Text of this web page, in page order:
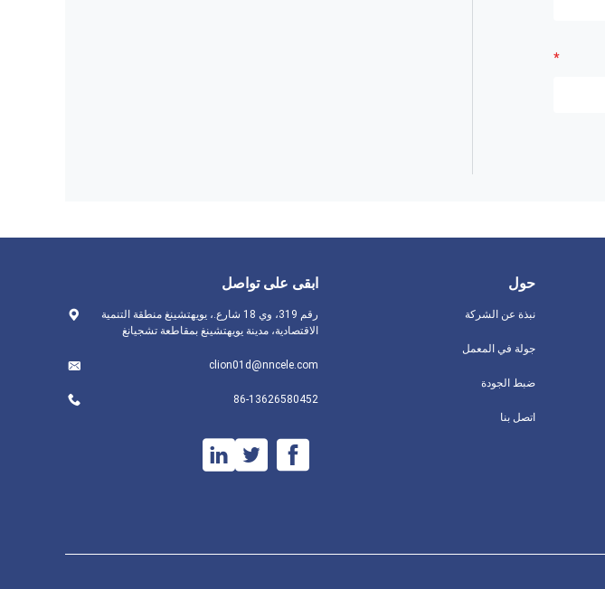
ابقى على تواصل
رقم 319، وي 18 شارع.، يويهتشينغ منطقة التنمية
الاقتصادية، مدينة يويهتشينغ بمقاطعة تشجيانغ
clion01d@nncele.com
86-13626580452
حول
نبذة عن الشركة
جولة في المعمل
ضبط الجودة
اتصل بنا